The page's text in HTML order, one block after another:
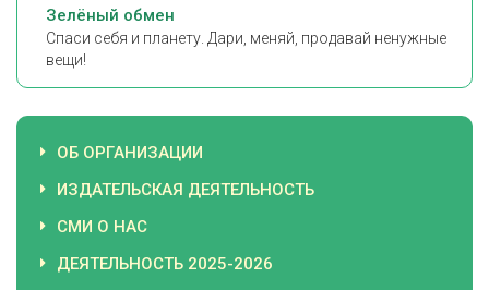
Зелёный обмен
Спаси себя и планету. Дари, меняй, продавай ненужные
вещи!
ОБ ОРГАНИЗАЦИИ
ИЗДАТЕЛЬСКАЯ ДЕЯТЕЛЬНОСТЬ
СМИ О НАС
ДЕЯТЕЛЬНОСТЬ 2025-2026